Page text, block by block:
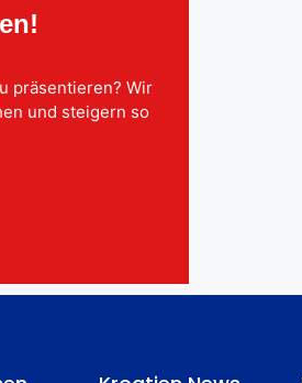
präsentieren? Wir
und steigern so